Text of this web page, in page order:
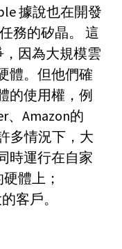
據說也在開發
務的矽晶。 這
因為大規模雲
體。但他們確
的使用權，例
、Amazon的
多情況下，大
時運行在自家
體上；
客戶。